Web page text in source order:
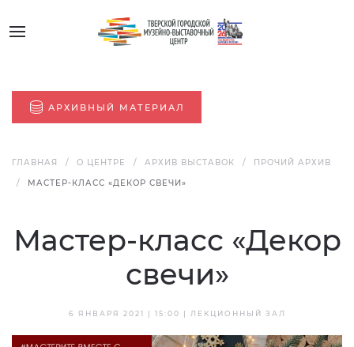
АРХИВНЫЙ МАТЕРИАЛ
ГЛАВНАЯ О ЦЕНТРЕ АРХИВ ВЫСТАВОК
ПРОЧИЙ АРХИВ
МАСТЕР-КЛАСС «ДЕКОР СВЕЧИ»
Мастер-класс «Декор
свечи»
6 ЯНВАРЯ 2021 | 15:00 | ЛЕКЦИОННЫЙ ЗАЛ